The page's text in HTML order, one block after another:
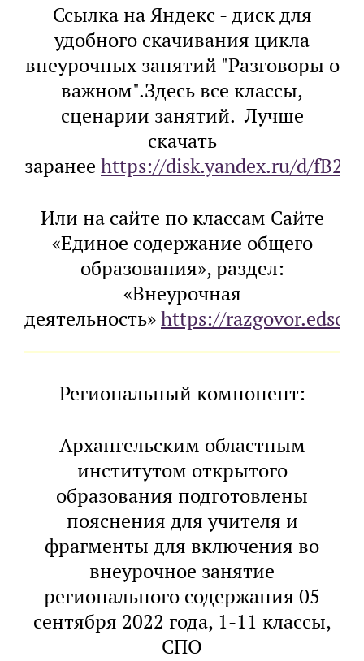
Ссылка на Яндекс - диск для
удобного скачивания цикла
внеурочных занятий "Разговоры о
важном".Здесь все классы,
сценарии занятий. Лучше
скачать
заранее https://disk.yandex.ru/d/
Или на сайте по классам Сайте
«Единое содержание общего
образования», раздел:
«Внеурочная
деятельность»https://
Региональный компонент:
Архангельским областным
институтом открытого
образования подготовлены
пояснения для учителя и
фрагменты для включения во
внеурочное занятие
регионального содержания 05
сентября 2022 года, 1-11 классы,
СПО